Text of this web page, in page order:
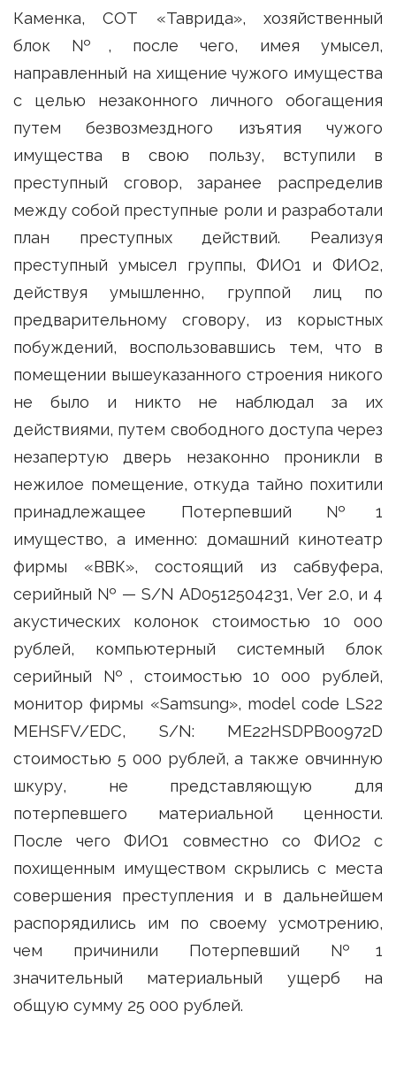
Каменка, СОТ «Таврида», хозяйственный
блок №, после чего, имея умысел,
направленный на хищение чужого имущества
с целью незаконного личного обогащения
путем безвозмездного изъятия чужого
имущества в свою пользу, вступили в
преступный сговор, заранее распределив
между собой преступные роли и разработали
план преступных действий. Реализуя
преступный умысел группы, ФИО1 и ФИО2,
действуя умышленно, группой лиц по
предварительному сговору, из корыстных
побуждений, воспользовавшись тем, что в
помещении вышеуказанного строения никого
не было и никто не наблюдал за их
действиями, путем свободного доступа через
незапертую дверь незаконно проникли в
нежилое помещение, откуда тайно похитили
принадлежащее Потерпевший №1
имущество, а именно: домашний кинотеатр
фирмы «ВВК», состоящий из сабвуфера,
серийный № — S/N AD0512504231, Ver 2.0, и 4
акустических колонок стоимостью 10 000
рублей, компьютерный системный блок
серийный №, стоимостью 10 000 рублей,
монитор фирмы «Samsung», model code LS22
MEHSFV/EDC, S/N: ME22HSDPB00972D
стоимостью 5 000 рублей, а также овчинную
шкуру, не представляющую для
потерпевшего материальной ценности.
После чего ФИО1 совместно со ФИО2 с
похищенным имуществом скрылись с места
совершения преступления и в дальнейшем
распорядились им по своему усмотрению,
чем причинили Потерпевший №1
значительный материальный ущерб на
общую сумму 25 000 рублей.